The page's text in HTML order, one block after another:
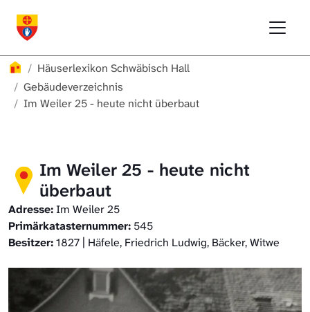
Häuserlexikon
Häuserlexikon Schwäbisch Hall
Gebäudeverzeichnis
Im Weiler 25 - heute nicht überbaut
Im Weiler 25 - heute nicht
überbaut
Adresse:Im Weiler 25
Primärkatasternummer: 545
Besitzer:1827 | Häfele, Friedrich Ludwig, Bäcker, Witwe
Häuserlexikon Steinbach